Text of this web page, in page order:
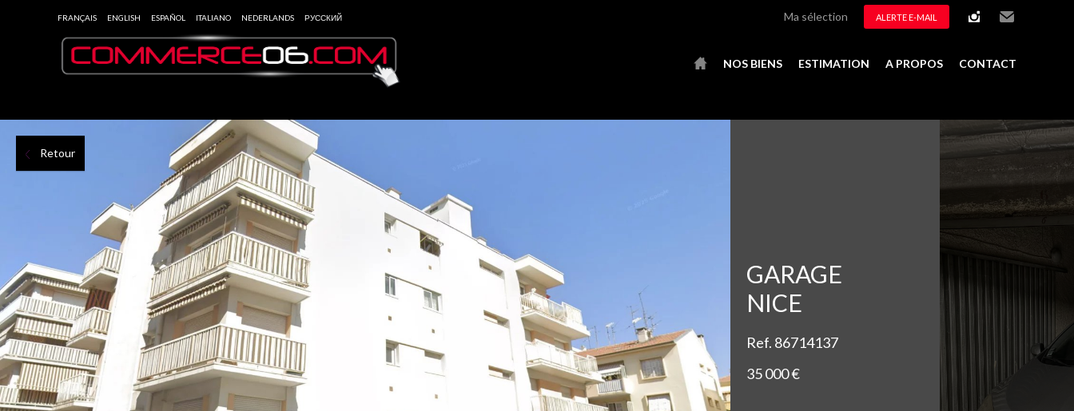
FRANÇAIS ENGLISH ESPAÑOL ITALIANO NEDERLANDS РУССКИЙ Ma sélection ALERTE E-MAIL
NOS BIENS ESTIMATION A PROPOS CONTACT
Retour
GARAGE
NICE
Ref. 86714137
35 000 €